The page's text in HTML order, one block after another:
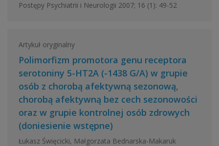
Postępy Psychiatrii i Neurologii 2007; 16 (1): 49-52
Artykuł oryginalny
Polimorfizm promotora genu receptora
serotoniny 5-HT2A (-1438 G/A) w grupie
osób z chorobą afektywną sezonową,
chorobą afektywną bez cech sezonowości
oraz w grupie kontrolnej osób zdrowych
(doniesienie wstępne)
Łukasz Święcicki, Małgorzata Bednarska-Makaruk